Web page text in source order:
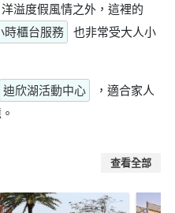
溢度假風情之外，這裡的
時櫃台服務
也非常受大人小
迪欣湖活動中心
，適合家人
查看全部